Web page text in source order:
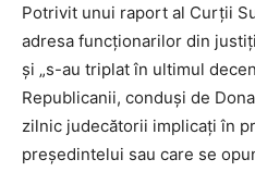
Potrivit unui raport al Curţii
adresa funcţionarilor din
şi „s-au triplat în ultimul
Republicanii, conduşi de
zilnic judecătorii implicaţi în
preşedintelui sau care se